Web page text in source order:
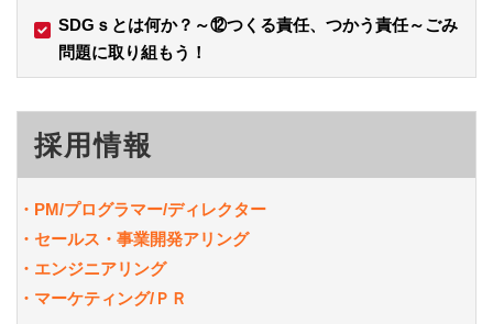
SDGｓとは何か？～⑫つくる責任、つかう責任～ごみ
問題に取り組もう！
採用情報
・PM/プログラマー/ディレクター
・セールス・事業開発アリング
・エンジニアリング
・マーケティング/ＰＲ